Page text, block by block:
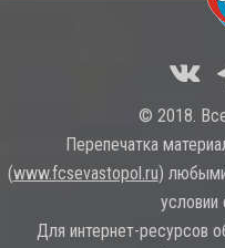
© 2018.
Перепечатка
(www.fcsevastopol.ru)
условии
Для интернет-ресурсов